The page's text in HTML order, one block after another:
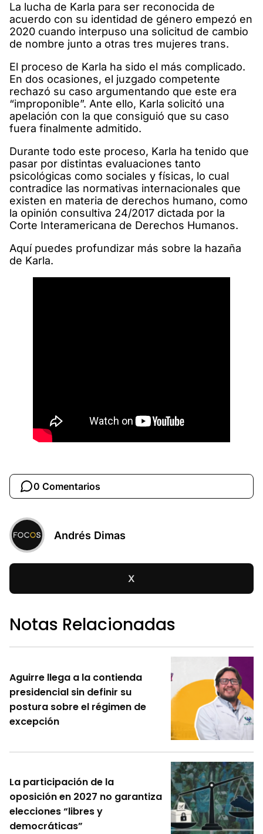
La lucha de Karla para ser reconocida de
acuerdo con su identidad de género empezó en
2020 cuando interpuso una solicitud de cambio
de nombre junto a otras tres mujeres trans.
El proceso de Karla ha sido el más complicado.
En dos ocasiones, el juzgado competente
rechazó su caso argumentando que este era
“improponible”. Ante ello, Karla solicitó una
apelación con la que consiguió que su caso
fuera finalmente admitido.
Durante todo este proceso, Karla ha tenido que
pasar por distintas evaluaciones tanto
psicológicas como sociales y físicas, lo cual
contradice las normativas internacionales que
existen en materia de derechos humano, como
la opinión consultiva 24/2017 dictada por la
Corte Interamericana de Derechos Humanos.
Aquí puedes profundizar más sobre la hazaña
de Karla.
0 Comentarios
Andrés Dimas
X
Notas Relacionadas
Aguirre llega a la contienda
presidencial sin definir su
postura sobre el régimen de
excepción
La participación de la
oposición en 2027 no garantiza
elecciones “libres y
democráticas”